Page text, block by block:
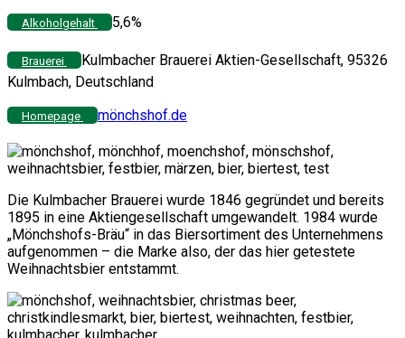
Alkoholgehalt 5,6%
Brauerei
Kulmbacher Brauerei Aktien-Gesellschaft, 95326
Kulmbach, Deutschland
Homepage mönchshof.de
Die Kulmbacher Brauerei wurde 1846 gegründet und bereits
1895 in eine Aktiengesellschaft umgewandelt. 1984 wurde
„Mönchshofs-Bräu“ in das Biersortiment des Unternehmens
aufgenommen – die Marke also, der das hier getestete
Weihnachtsbier entstammt.